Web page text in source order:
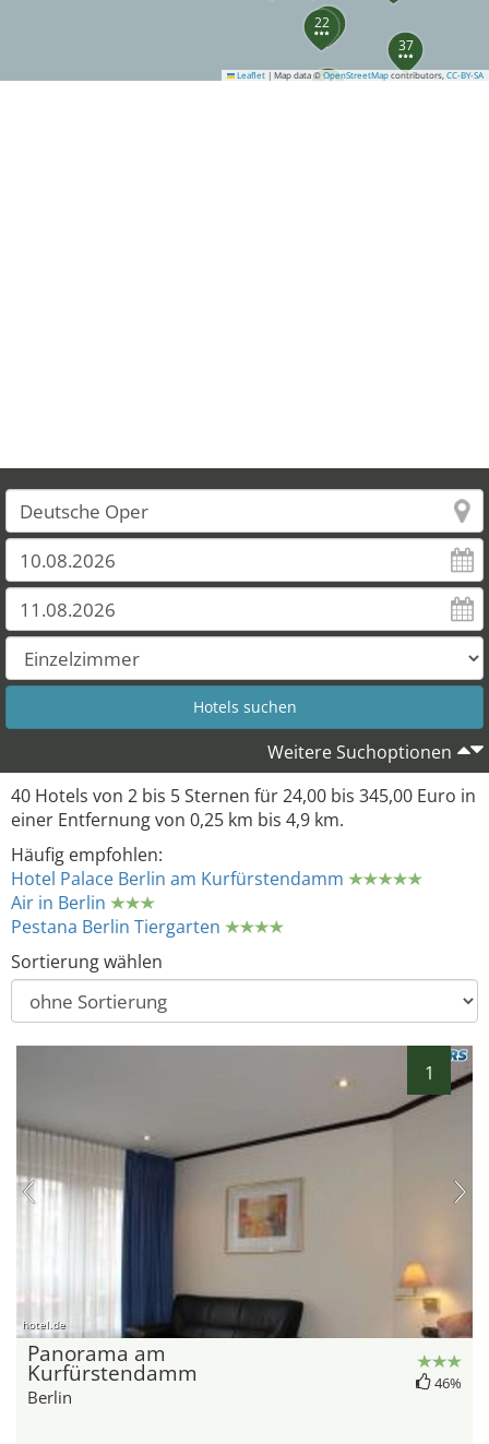
7
22
37
39
Leaflet | Map data ©OpenStreetMap contributors, CC-BY-SA
Weitere Suchoptionen
40 Hotels von 2 bis 5 Sternen für 24,00 bis 345,00 Euro in
einer Entfernung von 0,25 km bis 4,9 km.
Häufig empfohlen:
Hotel Palace Berlin am Kurfürstendamm
Air in Berlin
Pestana Berlin Tiergarten
Sortierung wählen
1
hotel.de
Panorama am
Kurfürstendamm
Berlin
46%